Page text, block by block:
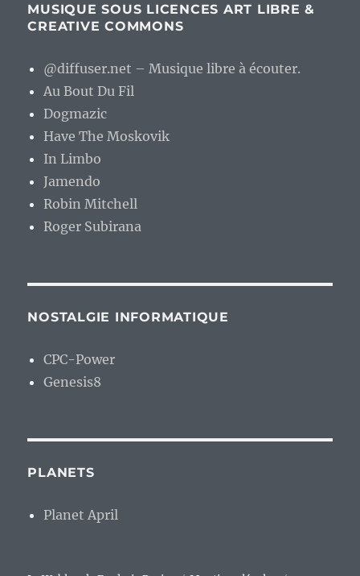
MUSIQUE SOUS LICENCES ART LIBRE &
CREATIVE COMMONS
@diffuser.net – Musique libre à écouter.
Au Bout Du Fil
Dogmazic
Have The Moskovik
In Limbo
Jamendo
Robin Mitchell
Roger Subirana
NOSTALGIE INFORMATIQUE
CPC-Power
Genesis8
PLANETS
Planet April